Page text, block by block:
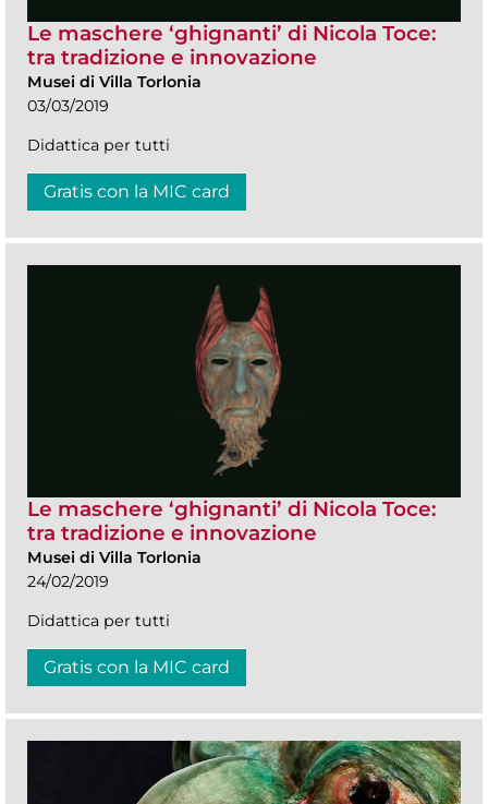
Le maschere ‘ghignanti’ di Nicola Toce:
tra tradizione e innovazione
Musei di Villa Torlonia
03/03/2019
Didattica per tutti
Gratis con la MIC card
Le maschere ‘ghignanti’ di Nicola Toce:
tra tradizione e innovazione
Musei di Villa Torlonia
24/02/2019
Didattica per tutti
Gratis con la MIC card